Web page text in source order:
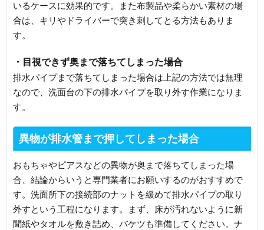
いるケースに効果的です。また布製品や柔らかい素材の場
合は、キリやドライバーで突き刺してとる方法もありま
す。
・目視できず奥まで落ちてしまった場合
排水パイプまで落ちてしまった場合は上記の方法では無理
なので、洗面台の下の排水パイプを取り外す作業になりま
す。
異物が排水管まで押してしまった場合
おもちゃやピアスなどの異物が奥まで落ちてしまった場
合、結論からいうと専門業者にお願いするのがおすすめで
す。洗面所下の接続部のナットを緩めて排水パイプの取り
外すという工程になります。まず、床が汚れないように新
聞紙やタオルを敷き詰め、バケツも準備してください。ナ